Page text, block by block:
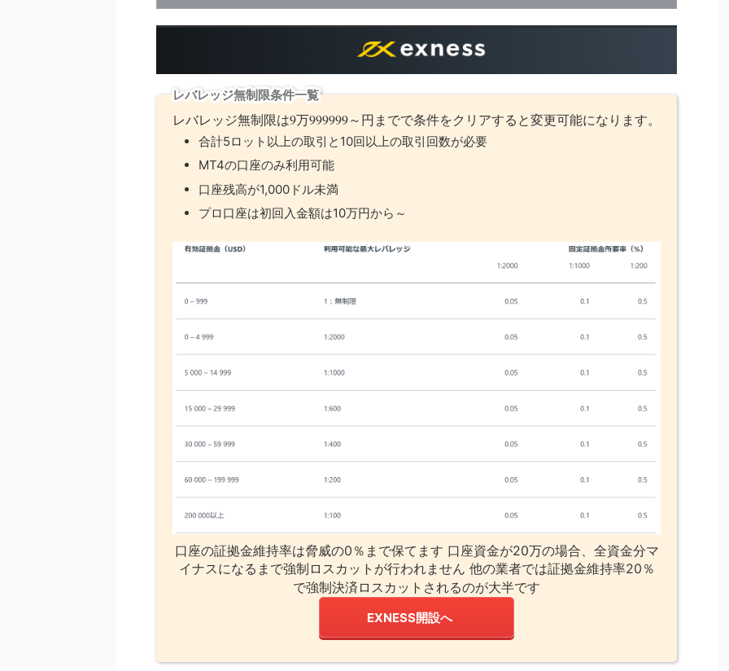
レバレッジ無制限条件一覧
レバレッジ無制限は9万999999～円までで条件をクリアすると変更可能になります。
合計5ロット以上の取引と10回以上の取引回数が必要
MT4の口座のみ利用可能
口座残高が1,000ドル未満
プロ口座は初回入金額は10万円から～
口座の証拠金維持率は脅威の0％まで保てます 口座資金が20万の場合、全資金分マ
イナスになるまで強制ロスカットが行われません 他の業者では証拠金維持率20％
で強制決済ロスカットされるのが大半です
EXNESS開設へ